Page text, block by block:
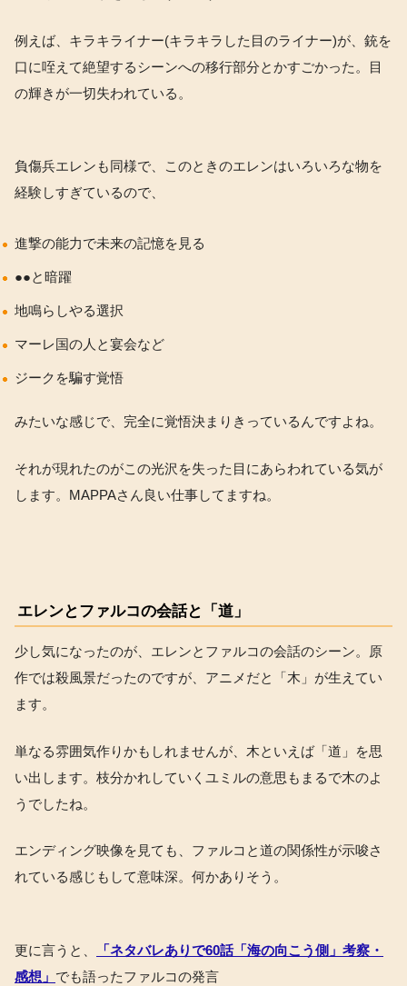
例えば、キラキライナー(キラキラした目のライナー)が、銃を
口に咥えて絶望するシーンへの移行部分とかすごかった。目
の輝きが一切失われている。
負傷兵エレンも同様で、このときのエレンはいろいろな物を
経験しすぎているので、
進撃の能力で未来の記憶を見る
●●と暗躍
地鳴らしやる選択
マーレ国の人と宴会など
ジークを騙す覚悟
みたいな感じで、完全に覚悟決まりきっているんですよね。
それが現れたのがこの光沢を失った目にあらわれている気が
します。MAPPAさん良い仕事してますね。
エレンとファルコの会話と「道」
少し気になったのが、エレンとファルコの会話のシーン。原
作では殺風景だったのですが、アニメだと「木」が生えてい
ます。
単なる雰囲気作りかもしれませんが、木といえば「道」を思
い出します。枝分かれしていくユミルの意思もまるで木のよ
うでしたね。
エンディング映像を見ても、ファルコと道の関係性が示唆さ
れている感じもして意味深。何かありそう。
更に言うと、
「ネタバレありで60話「海の向こう側」考察・
感想」 でも語ったファルコの発言